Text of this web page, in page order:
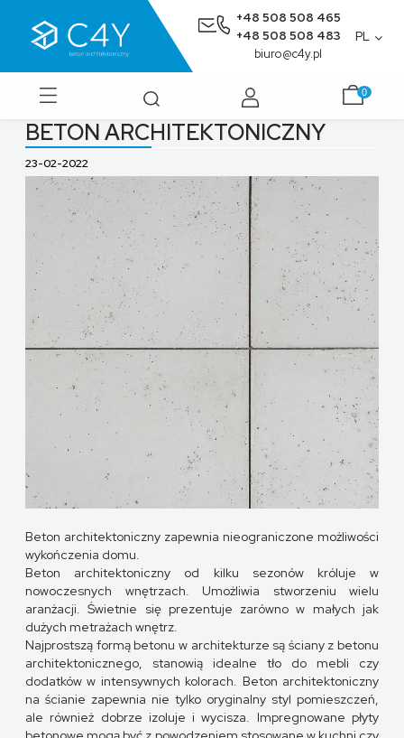
+48 508 508 465
+48 508 508 483
biuro@c4y.pl
PL
BETON ARCHITEKTONICZNY
23-02-2022
Beton architektoniczny zapewnia nieograniczone możliwości
wykończenia domu.
Beton architektoniczny od kilku sezonów króluje w
nowoczesnych wnętrzach. Umożliwia stworzeniu wielu
aranżacji. Świetnie się prezentuje zarówno w małych jak
dużych metrażach wnętrz.
Najprostszą formą betonu w architekturze są ściany z betonu
architektonicznego, stanowią idealne tło do mebli czy
dodatków w intensywnych kolorach. Beton architektoniczny
na ścianie zapewnia nie tylko oryginalny styl pomieszczeń,
ale również dobrze izoluje i wycisza. Impregnowane płyty